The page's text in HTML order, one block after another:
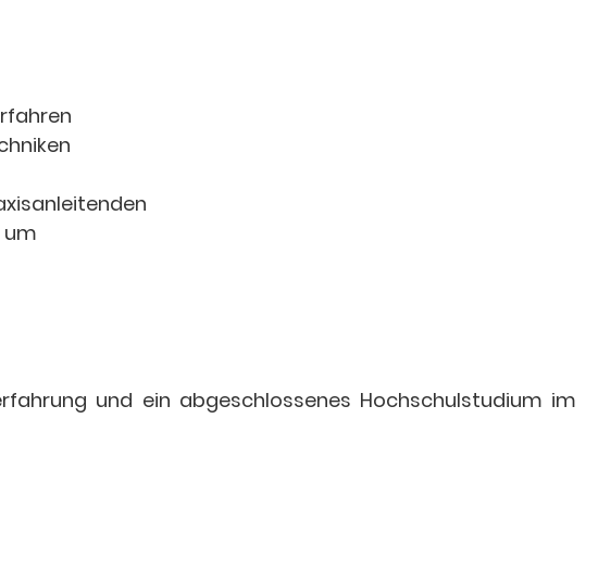
um
und ein abgeschlossenes Hochschulstudium im